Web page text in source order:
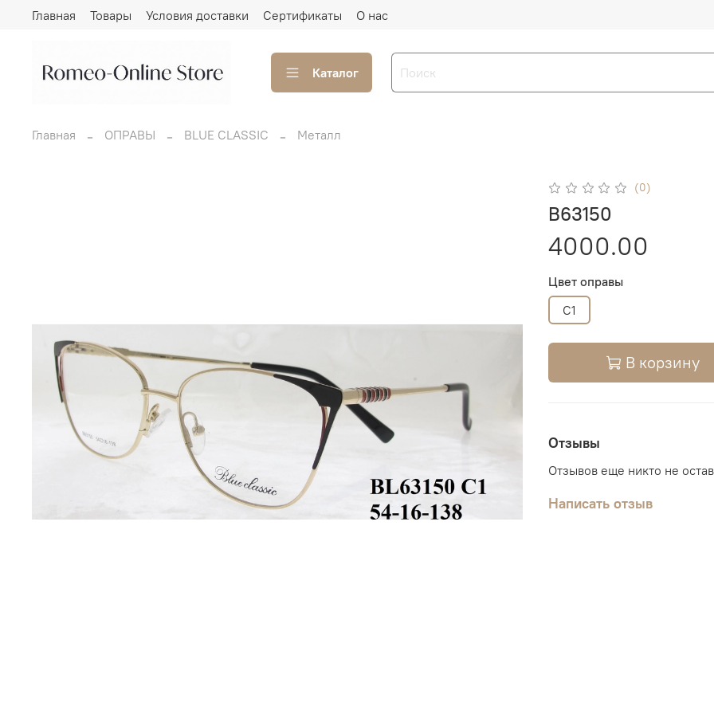
Главная Товары Условия доставки Сертификаты О нас
Каталог
Главная ОПРАВЫ BLUE CLASSIC Металл
(0)
B63150
4000.00
Цвет оправы
C1
В корзину
Отзывы
Отзывов еще никто не
Написать отзыв